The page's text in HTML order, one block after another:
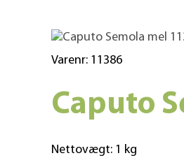
Varenr: 11386
Caputo
Nettovægt: 1 kg